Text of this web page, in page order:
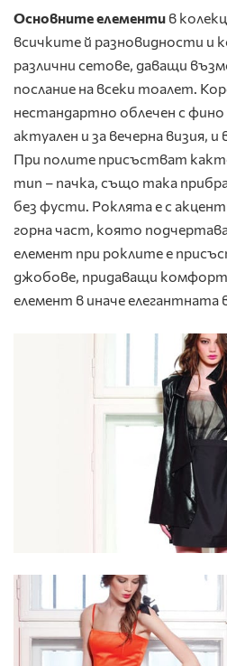
Основните елементи в
всичките й разновидности и
различни сетове, даващи
послание на всеки тоалет.
нестандартно облечен с
актуален и за вечерна визия,
При полите присъстват
тип – пачка, също така
без фусти. Роклята е с
горна част, която
елемент при роклите е
джобове, придаващи
елемент в иначе елегантната